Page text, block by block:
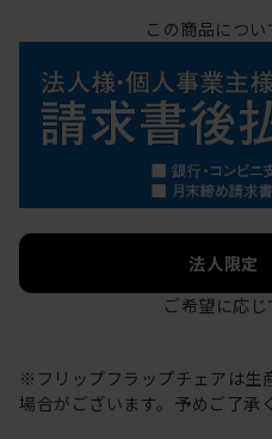
この商品につ
法人限定
ご希望に応じ
※フリップフラップチェアは生
場合がございます。予めご了承